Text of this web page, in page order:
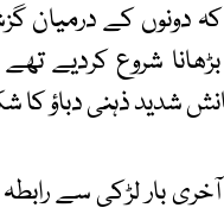
دونوں کے درمیان
شروع کردیے تھے
ذہنی دباؤ کا
بار لڑکی سے رابطہ